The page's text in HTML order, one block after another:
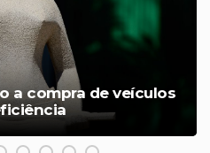
a compra de veículos